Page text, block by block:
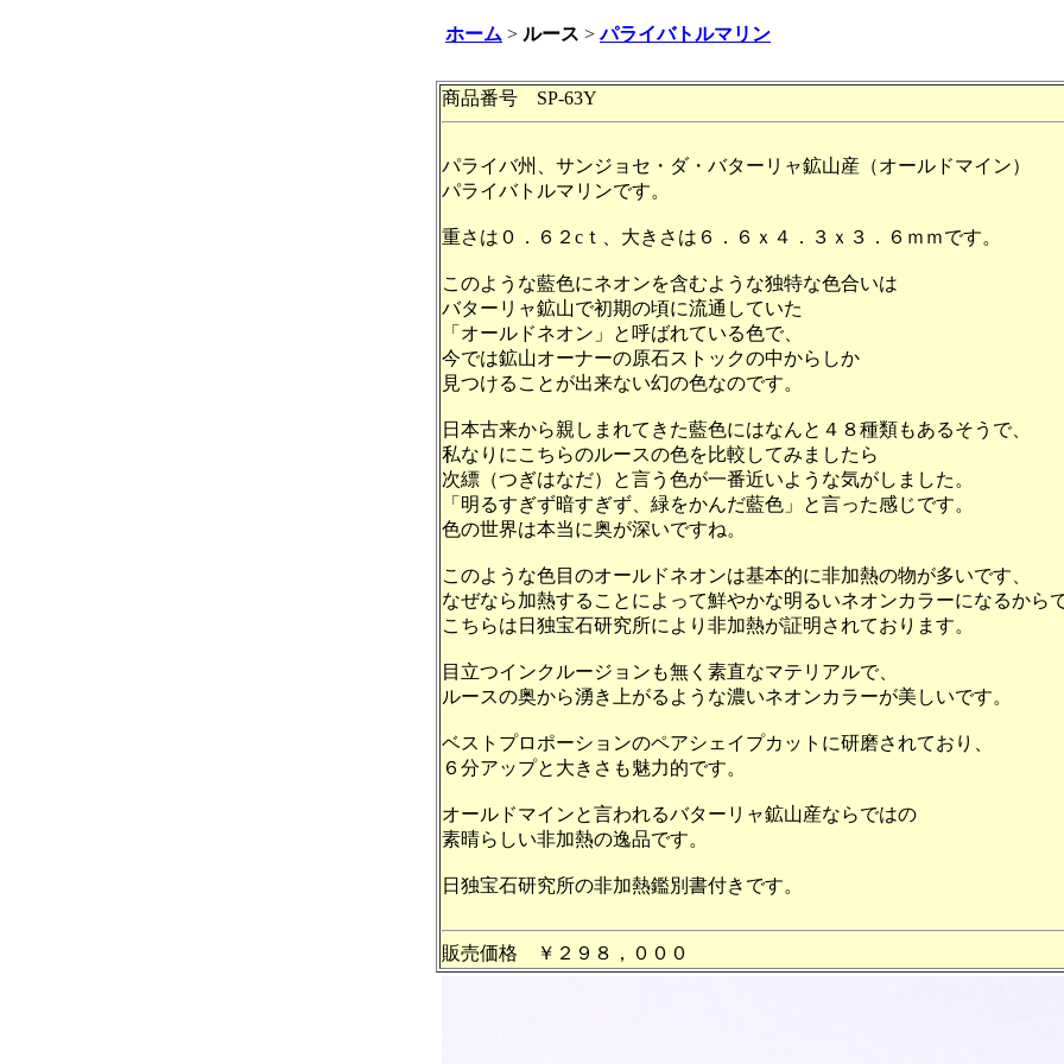
ホーム > ルース > パライバトルマリン
商品番号 SP-63Y
パライバ州、サンジョセ・ダ・バターリャ鉱山産（オールドマイン）
パライバトルマリンです。
重さは０．６２cｔ、大きさは６．６ｘ４．３ｘ３．６ｍｍです。
このような藍色にネオンを含むような独特な色合いは
バターリャ鉱山で初期の頃に流通していた
「オールドネオン」と呼ばれている色で、
今では鉱山オーナーの原石ストックの中からしか
見つけることが出来ない幻の色なのです。
日本古来から親しまれてきた藍色にはなんと４８種類もあるそうで、
私なりにこちらのルースの色を比較してみましたら
次縹（つぎはなだ）と言う色が一番近いような気がしました。
「明るすぎず暗すぎず、緑をかんだ藍色」と言った感じです。
色の世界は本当に奥が深いですね。
このような色目のオールドネオンは基本的に非加熱の物が多いです、
なぜなら加熱することによって鮮やかな明るいネオンカラーになるから
こちらは日独宝石研究所により非加熱が証明されております。
目立つインクルージョンも無く素直なマテリアルで、
ルースの奥から湧き上がるような濃いネオンカラーが美しいです。
ベストプロポーションのペアシェイプカットに研磨されており、
６分アップと大きさも魅力的です。
オールドマインと言われるバターリャ鉱山産ならではの
素晴らしい非加熱の逸品です。
日独宝石研究所の非加熱鑑別書付きです。
販売価格 ￥２９８，０００